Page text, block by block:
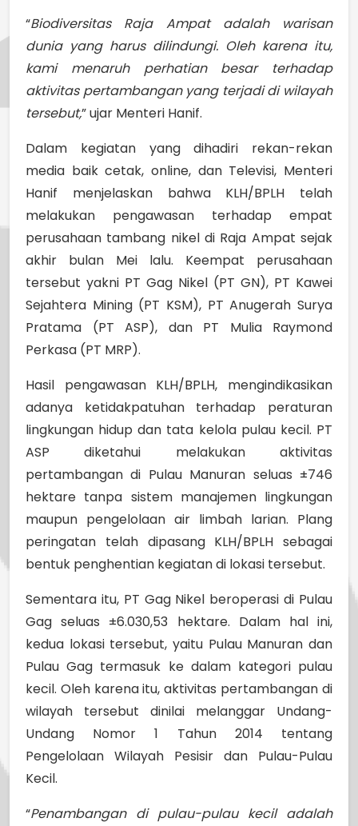
“Biodiversitas Raja Ampat adalah warisan
dunia yang harus dilindungi. Oleh karena itu,
kami menaruh perhatian besar terhadap
aktivitas pertambangan yang terjadi di wilayah
tersebut,” ujar Menteri Hanif.
Dalam kegiatan yang dihadiri rekan-rekan
media baik cetak, online, dan Televisi, Menteri
Hanif menjelaskan bahwa KLH/BPLH telah
melakukan pengawasan terhadap empat
perusahaan tambang nikel di Raja Ampat sejak
akhir bulan Mei lalu. Keempat perusahaan
tersebut yakni PT Gag Nikel (PT GN), PT Kawei
Sejahtera Mining (PT KSM), PT Anugerah Surya
Pratama (PT ASP), dan PT Mulia Raymond
Perkasa (PT MRP).
Hasil pengawasan KLH/BPLH, mengindikasikan
adanya ketidakpatuhan terhadap peraturan
lingkungan hidup dan tata kelola pulau kecil. PT
ASP diketahui melakukan aktivitas
pertambangan di Pulau Manuran seluas ±746
hektare tanpa sistem manajemen lingkungan
maupun pengelolaan air limbah larian. Plang
peringatan telah dipasang KLH/BPLH sebagai
bentuk penghentian kegiatan di lokasi tersebut.
Sementara itu, PT Gag Nikel beroperasi di Pulau
Gag seluas ±6.030,53 hektare. Dalam hal ini,
kedua lokasi tersebut, yaitu Pulau Manuran dan
Pulau Gag termasuk ke dalam kategori pulau
kecil. Oleh karena itu, aktivitas pertambangan di
wilayah tersebut dinilai melanggar Undang-
Undang Nomor 1 Tahun 2014 tentang
Pengelolaan Wilayah Pesisir dan Pulau-Pulau
Kecil.
“Penambangan di pulau-pulau kecil adalah